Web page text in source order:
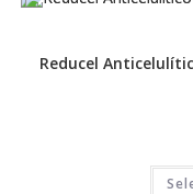
Reducel